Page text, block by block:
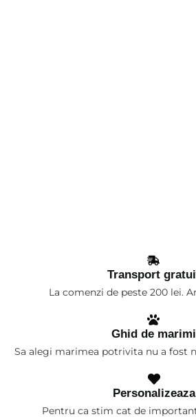
Transport
La comenzi de peste 200 lei.
Ghid de marimi
Sa alegi marimea potrivita nu a fost
Personalizeaza
Pentru ca stim cat de